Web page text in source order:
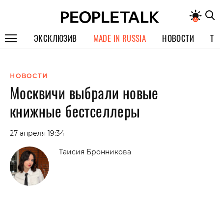
ЭКСКЛЮЗИВ
СПЕЦПРОЕКТЫ
ИНТЕРВЬЮ
ПОКОЛЕНИЕ
MADE IN RUSSIA НОВОСТИ
НОВОСТИ
Москвичи выбрали новые
книжные бестселлеры
27 апреля 19:34
Таисия Бронникова